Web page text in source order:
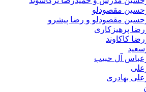
و رضا پیشرو
حبیب